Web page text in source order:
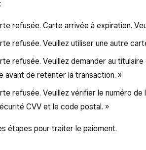
refusée. Carte arrivée à expiration.
refusée. Veuillez utiliser une autre
refusée. Veuillez demander au
avant de retenter la transaction. »
refusée. Veuillez vérifier le numéro de
CVV et le code postal. »
étapes pour traiter le paiement.